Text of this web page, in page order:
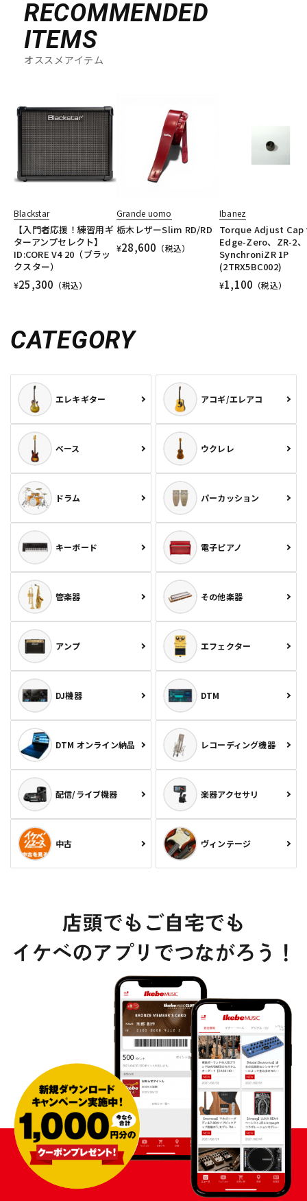
RECOMMENDED
ITEMS
オススメアイテム
Blackstar
【入門者応援！練習用ギ
ターアンプセレクト】
ID:CORE V4 20（ブラッ
クスター）
¥25,300 （税込）
Grande uomo
栃木レザーSlim RD/RD
¥28,600 （税込）
Ibanez
Torque Adjust Cap
Edge-Zero、ZR-2、
SynchroniZR 1P
(2TRX5BC002)
¥1,100 （税込）
CATEGORY
エレキギター アコギ/エレアコ
ベース ウクレレ
ドラム パーカッション
キーボード 電子ピアノ
管楽器 その他楽器
アンプ エフェクター
DJ機器 DTM
DTM オンライン納品 レコーディング機器
配信/ライブ機器 楽器アクセサリ
中古 ヴィンテージ